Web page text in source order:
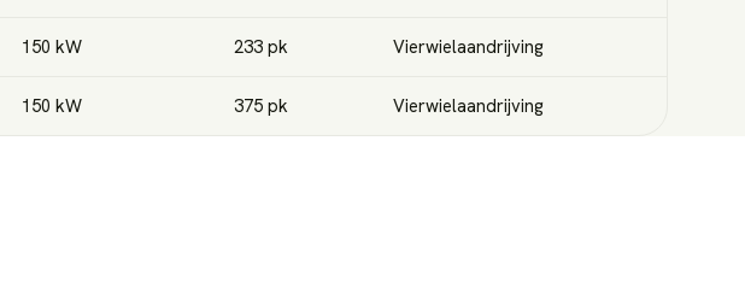
150 kW 233 pk Vierwielaandrijving
150 kW 375 pk Vierwielaandrijving